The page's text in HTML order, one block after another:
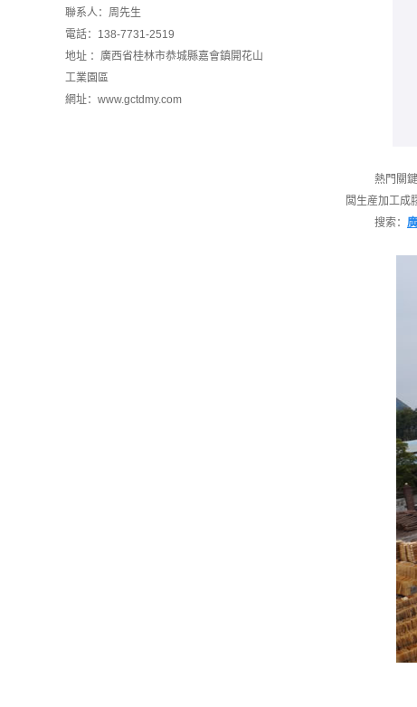
聯系人：周先生
電話：138-7731-2519
地址 ：廣西省桂林市恭城縣嘉會鎮開花山
工業園區
網址：www.gctdmy.com
熱門關
闆生産加工成
搜索：